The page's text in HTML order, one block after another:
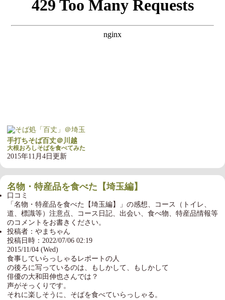
手打ちそば百丈＠川越
大根おろしそばを食べてみた
2015年11月4日更新
名物・特産品を食べた【埼玉編】
口コミ
「名物・特産品を食べた【埼玉編】」の感想、コース（トイレ、
道、標識等）注意点、コース日記、出会い、食べ物、特産品情報等
のコメントをお書きください。
投稿者：やまちゃん
投稿日時：2022/07/06 02:19
2015/11/04 (Wed)
食事していらっしゃるレポートの人
の後ろに写っているのは、もしかして、もしかして
俳優の大和田伸也さんでは？
声がそっくりです。
それに楽しそうに、そばを食べていらっしゃる。